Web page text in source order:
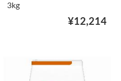
3kg
¥12,214